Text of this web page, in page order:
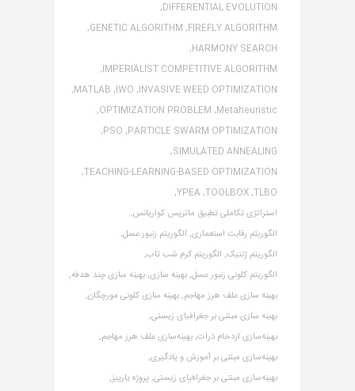
DIFFERENTIAL EVOLUTION,
FIREFLY ALGORITHM,
GENETIC ALGORITHM,
HARMONY SEARCH,
IMPERIALIST COMPETITIVE ALGORITHM,
INVASIVE WEED OPTIMIZATION,
IWO,
MATLAB,
Metaheuristic,
OPTIMIZATION PROBLEM,
PARTICLE SWARM OPTIMIZATION,
PSO,
SIMULATED ANNEALING,
TEACHING-LEARNING-BASED OPTIMIZATION,
TLBO,
TOOLBOX,
YPEA,
استراتژی تکاملی تطبیق ماتریس کواریانس,
الگوریتم رقابت استعماری, الگوریتم زنبور عسل,
الگوریتم ژنتیک, الگوریتم کرم شب تاب,
الگوریتم کلونی زنبور عسل,بهینه سازی,بهینه سازی چند هدفه,
بهینه سازی علف هرز مهاجم,بهینه سازی کلونی مورچگان,
بهینه سازی مبتنی بر جغرافیای زیستی,
بهینه‌سازی ازدحام ذرات,بهینه‌سازی علف هرز مهاجم,
بهینه‌سازی مبتنی بر آموزش و یادگیری,
بهینه‌سازی مبتنی بر جغرافیای زیستی,پروژه یارپیز,